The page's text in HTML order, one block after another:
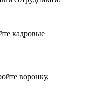
кадровые
воронку,